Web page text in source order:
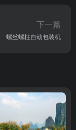
下一篇
螺丝螺柱自动包装机